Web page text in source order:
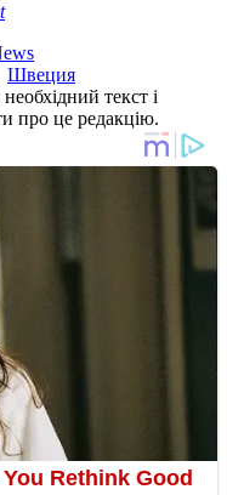
Швеция
текст і
про це редакцію.